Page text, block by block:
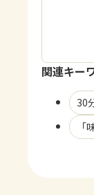
関連キー
30
「